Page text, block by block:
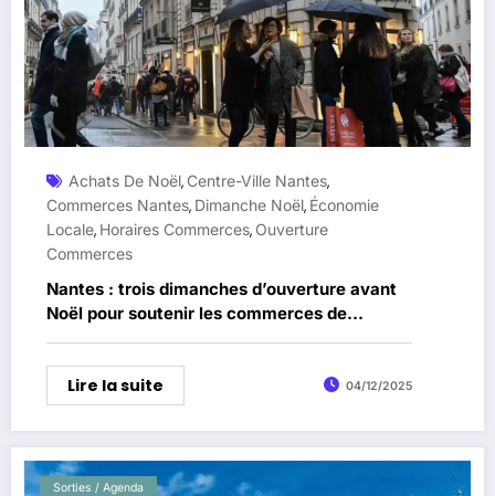
Achats De Noël, Centre-Ville Nantes,
Commerces Nantes, Dimanche Noël, Économie
Locale, Horaires Commerces, Ouverture
Commerces
Nantes : trois dimanches d’ouverture avant
Noël pour soutenir les commerces de
proximité
Lire la suite 04/12/2025
Sorties / Agenda